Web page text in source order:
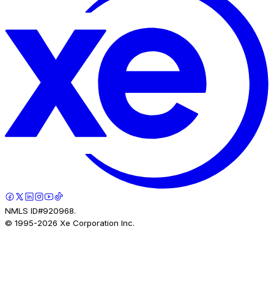
NMLS ID#920968.
© 1995-2026 Xe Corporation Inc.